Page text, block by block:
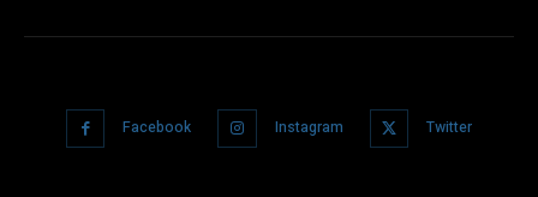
Facebook Instagram Twitter